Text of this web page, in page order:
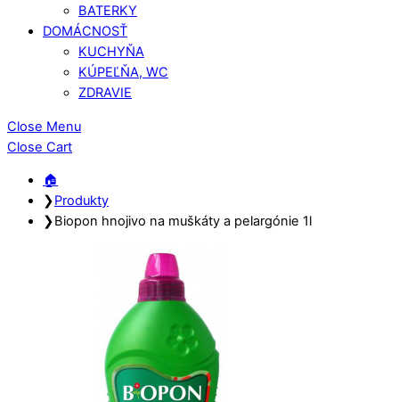
BATERKY
DOMÁCNOSŤ
KUCHYŇA
KÚPEĽŇA, WC
ZDRAVIE
Close Menu
Close Cart
🏠︎
❯Produkty
❯Biopon hnojivo na muškáty a pelargónie 1l